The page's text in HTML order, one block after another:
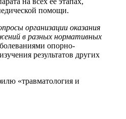
помощи.
организации оказания
в разных нормативных
опорно-
результатов других
«травматология и